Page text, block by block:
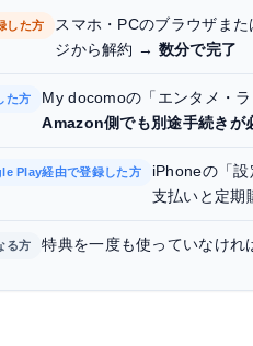
した方
スマホ・PCのブラウザま
ジから解約 → 数分で完了
た方 My docomoの「エンタメ・
Amazon側でも別途手続きが
Play経由で登録した方
iPhoneの「
支払いと定期
る方 特典を一度も使っていなけれ